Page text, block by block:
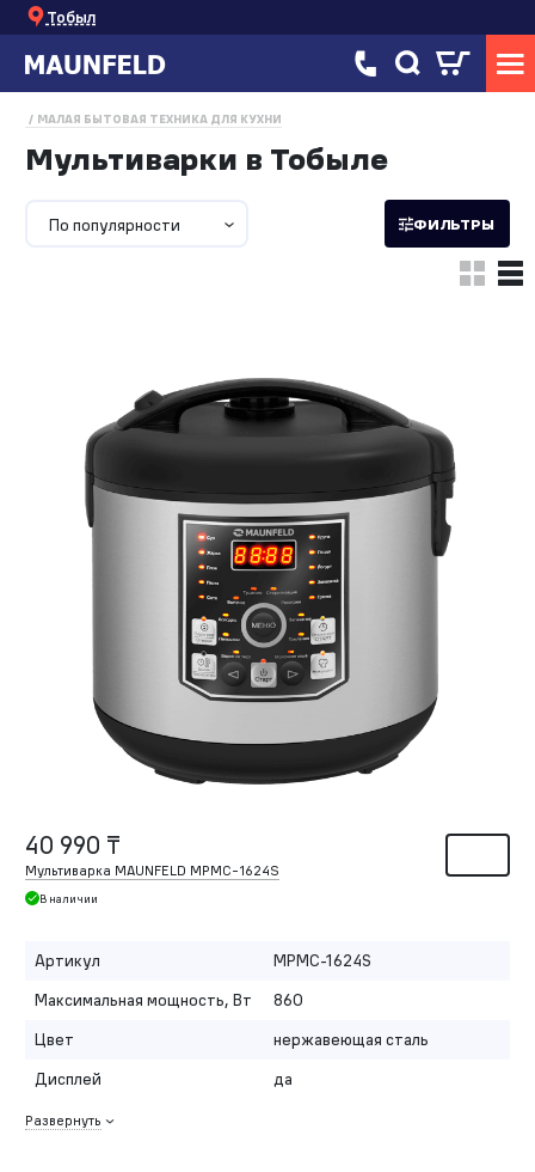
Тобыл
МАЛАЯ БЫТОВАЯ ТЕХНИКА ДЛЯ КУХНИ
Мультиварки в Тобыле
По популярности ФИЛЬТРЫ
40 990 ₸
Мультиварка MAUNFELD MPMC-1624S
В наличии
Артикул
MPMC-1624S
Максимальная мощность, Вт
860
Цвет
нержавеющая сталь
Дисплей
да
Развернуть